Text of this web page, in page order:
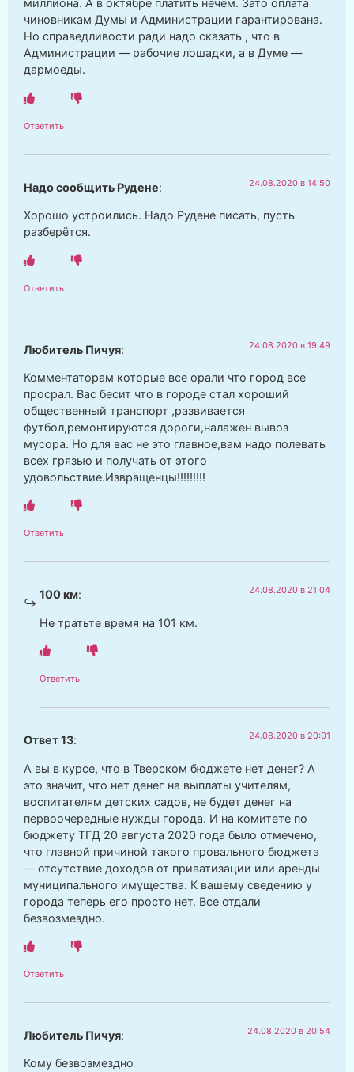
миллиона. А в октябре платить нечем. Зато оплата
чиновникам Думы и Администрации гарантирована.
Но справедливости ради надо сказать , что в
Администрации — рабочие лошадки, а в Думе —
дармоеды.
Ответить
Надо сообщить Рудене: 24.08.2020 в 14:50
Хорошо устроились. Надо Рудене писать, пусть
разберётся.
Ответить
Любитель Пичуя: 24.08.2020 в 19:49
Комментаторам которые все орали что город все
просрал. Вас бесит что в городе стал хороший
общественный транспорт ,развивается
футбол,ремонтируются дороги,налажен вывоз
мусора. Но для вас не это главное,вам надо полевать
всех грязью и получать от этого
удовольствие.Извращенцы!!!!!!!!!
Ответить
100 км: 24.08.2020 в 21:04
Не тратьте время на 101 км.
Ответить
Ответ 13: 24.08.2020 в 20:01
А вы в курсе, что в Тверском бюджете нет денег? А
это значит, что нет денег на выплаты учителям,
воспитателям детских садов, не будет денег на
первоочередные нужды города. И на комитете по
бюджету ТГД 20 августа 2020 года было отмечено,
что главной причиной такого провального бюджета
— отсутствие доходов от приватизации или аренды
муниципального имущества. К вашему сведению у
города теперь его просто нет. Все отдали
безвозмездно.
Ответить
Любитель Пичуя: 24.08.2020 в 20:54
Кому безвозмездно